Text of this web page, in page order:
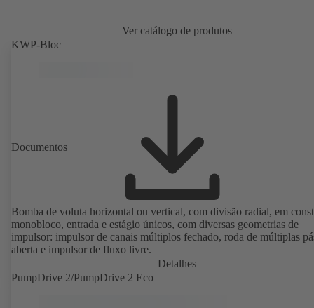
Ver catálogo de produtos
KWP-Bloc
Documentos
Bomba de voluta horizontal ou vertical, com divisão radial, em
monobloco, entrada e estágio únicos, com diversas geometrias de
impulsor: impulsor de canais múltiplos fechado, roda de múltiplas
aberta e impulsor de fluxo livre.
Detalhes
PumpDrive 2/PumpDrive 2 Eco